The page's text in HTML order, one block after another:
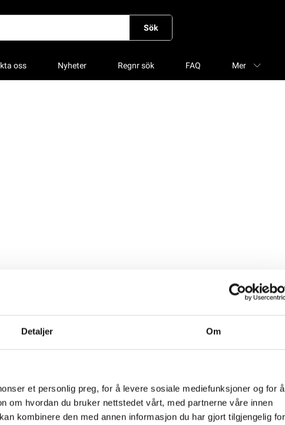
Detaljer Om
et personlig preg, for å levere sosiale mediefunksjoner og for å
om hvordan du bruker nettstedet vårt, med partnerne våre innen
kombinere den med annen informasjon du har gjort tilgjengelig for
Sök
oss Nyheter Regnr sök FAQ Mer